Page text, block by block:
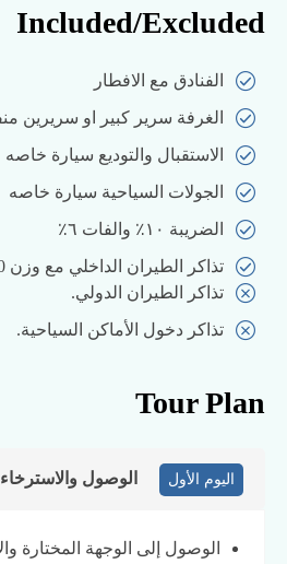
Included/Excluded
الفنادق مع الافطار
الغرفة سرير كبير او سريرين
الاستقبال والتوديع سيارة خاصه
الجولات السياحية سيارة خاصه
الضريبة ١٠٪ والفات ٦٪
تذاكر الطيران الداخلي مع وزن 20 كيلو لكل شخص
تذاكر الطيران الدولي.
تذاكر دخول الأماكن السياحية.
Tour Plan
اليوم الأول الوصول والاسترخاء
الوصول إلى الوجهة المختارة